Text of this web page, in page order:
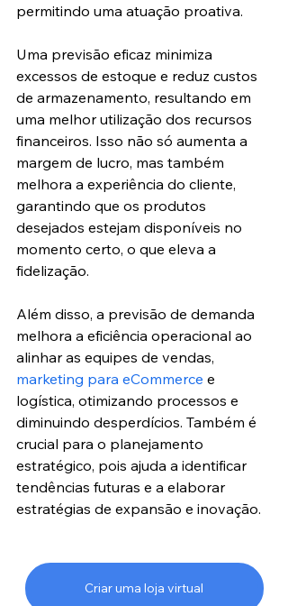
permitindo uma atuação proativa.
Uma previsão eficaz minimiza
excessos de estoque e reduz custos
de armazenamento, resultando em
uma melhor utilização dos recursos
financeiros. Isso não só aumenta a
margem de lucro, mas também
melhora a experiência do cliente,
garantindo que os produtos
desejados estejam disponíveis no
momento certo, o que eleva a
fidelização.
Além disso, a previsão de demanda
melhora a eficiência operacional ao
alinhar as equipes de vendas,
marketing para eCommerce e
logística, otimizando processos e
diminuindo desperdícios. Também é
crucial para o planejamento
estratégico, pois ajuda a identificar
tendências futuras e a elaborar
estratégias de expansão e inovação.
Criar uma loja virtual